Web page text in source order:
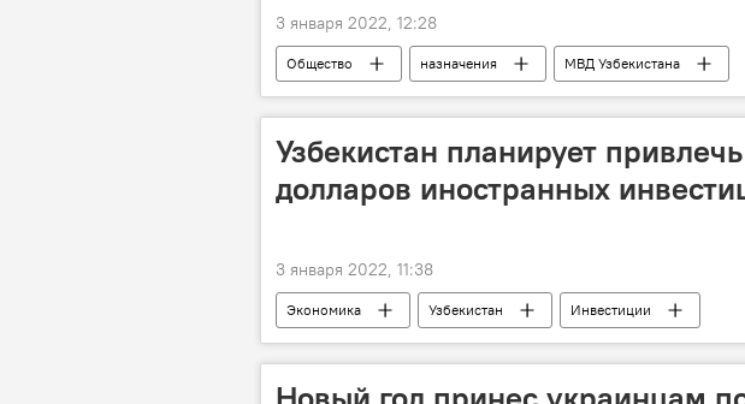
3 января 2022, 12:28
Общество назначения МВД Узбекистана
Узбекистан планирует
долларов иностранных
3 января 2022, 11:38
Экономика Узбекистан Инвестиции